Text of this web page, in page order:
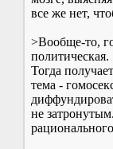
все же нет,
>Вообще-то,
политическая.
Тогда
тема -
не